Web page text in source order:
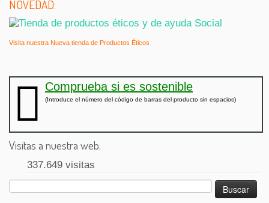
NOVEDAD:
Visita nuestra Nueva tienda de Productos Éticos
Comprueba si es sostenible
(Introduce el número del código de barras del producto sin espacios)
Visitas a nuestra web:
337.649 visitas